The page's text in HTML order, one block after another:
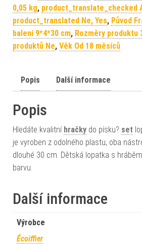
0,05 kg, product_translate_checked
product_translated Ne, Yes, Původ
balení 9*4*30 cm, Rozměry produktu
produktů Ne, Věk Od 18 měsíců
Popis Další informace
Popis
Hledáte kvalitní hračky do písku? set
je vyroben z odolného plastu, oba
dlouhé 30 cm. Dětská lopatka s
barvu.
Další informace
Výrobce
Écoiffier